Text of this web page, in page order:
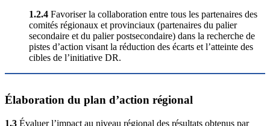
1.2.4 Favoriser la collaboration entre tous les partenaires des
comités régionaux et provinciaux (partenaires du palier
secondaire et du palier postsecondaire) dans la recherche de
pistes d’action visant la réduction des écarts et l’atteinte des
cibles de l’initiative DR.
Élaboration du plan d’action régional
1.3 Évaluer l’impact au niveau régional des résultats obtenus par